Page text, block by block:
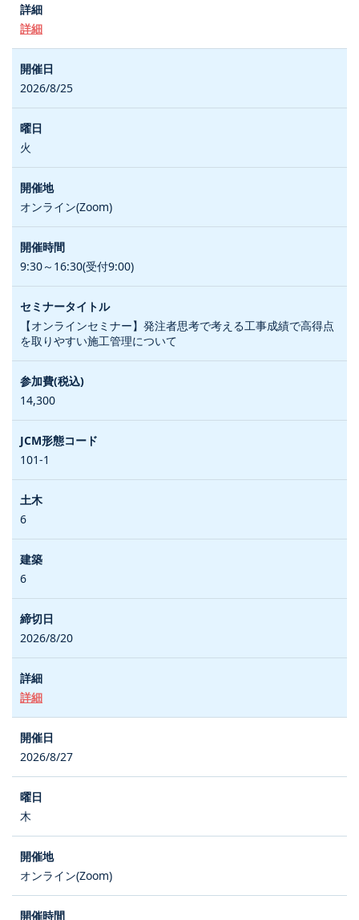
詳細
2026/8/25
火
オンライン(Zoom)
9:30～16:30(受付9:00)
【オンラインセミナー】発注者思考で考える工事成績で高得点
を取りやすい施工管理について
14,300
101-1
6
6
2026/8/20
詳細
2026/8/27
木
オンライン(Zoom)